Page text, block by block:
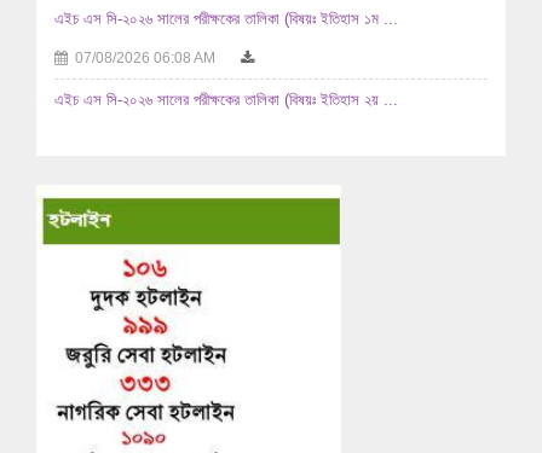
এইচ এস সি-২০২৬ সালের পরীক্ষকের তালিকা (বিষয়ঃ ইতিহাস ১ম ...
07/08/2026 06:08 AM
এইচ এস সি-২০২৬ সালের পরীক্ষকের তালিকা (বিষয়ঃ ইতিহাস ২য় ...
04/08/2026 11:08 AM
জনাব নিরঞ্জন সিংহ- এর পাসপোর্ট নবায়ন করার অনুমতিসহ ...
03/08/2026 12:08 PM
এইচ এস সি-২০২৬ সালের পরীক্ষকের তালিকা (বিষয়ঃ রসায়ন ২য় পত্র ...
03/08/2026 02:08 AM
এইচ এস সি-২০২৬ সালের পরীক্ষকের তালিকা (বিষয়ঃ রসায়ন ১ম পত্র ...